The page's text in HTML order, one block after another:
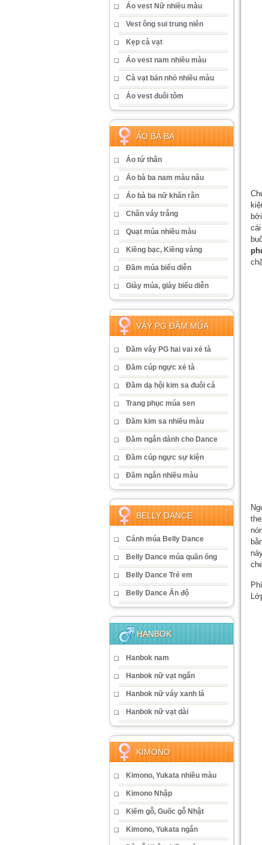
Áo vest Nữ nhiều màu
Vest ông sui trung niên
Kẹp cà vạt
Áo vest nam nhiều màu
Cà vạt bản nhỏ nhiều màu
Áo vest đuôi tôm
ÁO BÀ BA
Áo tứ thân
Áo bà ba nam màu nâu
Áo bà ba nữ khăn rằn
Chân váy trắng
Quạt múa nhiều màu
Kiềng bạc, Kiềng vàng
Đầm múa biểu diễn
Giày múa, giày biểu diễn
VÁY PG ĐẦM MÚA
Đầm váy PG hai vai xẻ tà
Đầm cúp ngực xẻ tà
Đầm dạ hội kim sa đuôi cá
Trang phục múa sen
Đầm kim sa nhiều màu
Đầm ngắn dành cho Dance
Đầm cúp ngực sự kiện
Đầm ngắn nhiều màu
BELLY DANCE
Cánh múa Belly Dance
Belly Dance múa quần ống
Belly Dance Trẻ em
Belly Dance Ấn độ
HANBOK
Hanbok nam
Hanbok nữ vạt ngắn
Hanbok nữ váy xanh lá
Hanbok nữ vạt dài
KIMONO
Kimono, Yukata nhiều màu
Kimono Nhập
Kiếm gỗ, Guốc gỗ Nhật
Kimono, Yukata ngắn